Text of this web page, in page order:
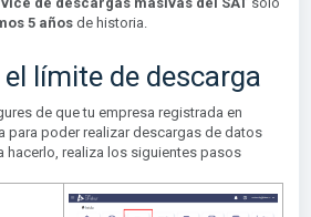
5 añosde historia.
límite de descarga
de que tu empresa registrada en
para poder realizar descargas de datos
hacerlo, realiza los siguientes pasos